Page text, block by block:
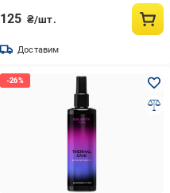
125 ₴/шт.
Доставим